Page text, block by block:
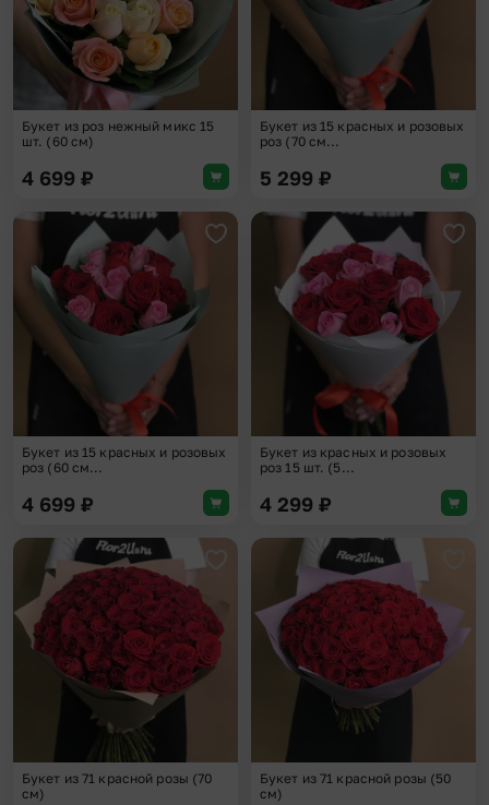
Букет из роз нежный микс 15
шт. (60 см)
4 699 ₽
Букет из 15 красных и розовых
роз (70 см...
5 299 ₽
Добавить в избранное
Букет из 15 красных и розовых
роз (60 см...
4 699 ₽
Букет из красных и розовых
роз 15 шт. (5...
4 299 ₽
Добавить в избранное
Букет из 71 красной розы (70
см)
Букет из 71 красной розы (50
см)